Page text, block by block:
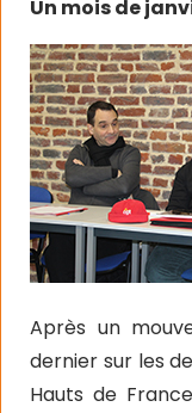
Un mois de
Après un
dernier sur les
Hauts de